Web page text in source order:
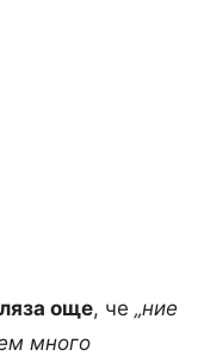
още, че „ние
много